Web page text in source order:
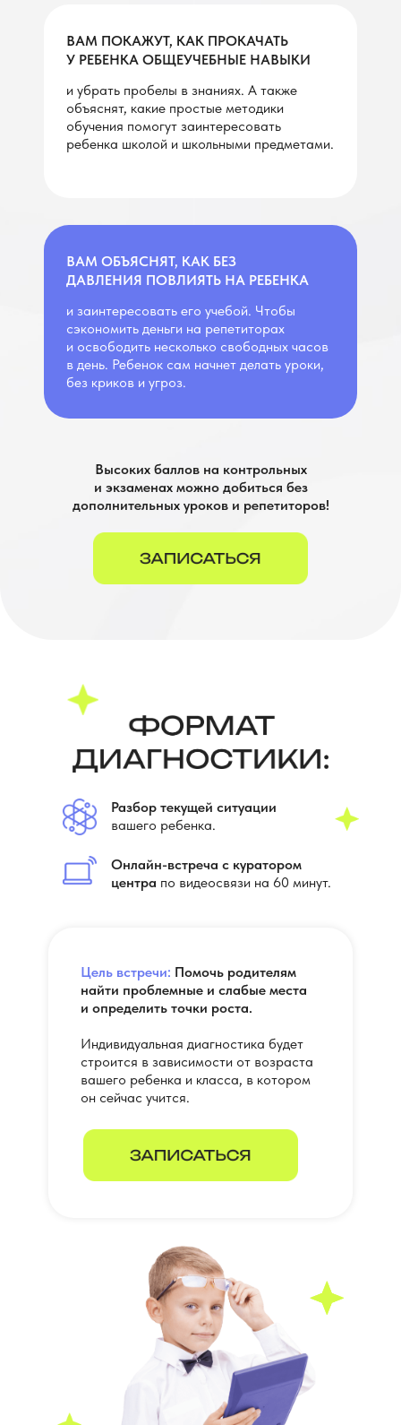
Высоких баллов на контрольных
и экзаменах можно добиться без
дополнительных уроков и репетиторов!
ВАМ ПОКАЖУТ, КАК ПРОКАЧАТЬ
У РЕБЕНКА ОБЩЕУЧЕБНЫЕ НАВЫКИ
и убрать пробелы в знаниях. А также
объяснят, какие простые методики
обучения помогут заинтересовать
ребенка школой и школьными предметами.
ВАМ ОБЪЯСНЯТ, КАК БЕЗ
ДАВЛЕНИЯ ПОВЛИЯТЬ НА РЕБЕНКА
и заинтересовать его учебой. Чтобы
сэкономить деньги на репетиторах
и освободить несколько свободных часов
в день. Ребенок сам начнет делать уроки,
без криков и угроз.
Цель встречи: Помочь родителям
найти проблемные и слабые места
и определить точки роста.
Индивидуальная диагностика будет
строится в зависимости от возраста
вашего ребенка и класса, в котором
он сейчас учится.
Разбор текущей ситуации
вашего ребенка.
Онлайн-встреча с куратором
центра по видеосвязи на 60 минут.
сталкиваются с проблемами